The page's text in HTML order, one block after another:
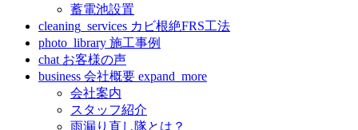
蓄電池設置
cleaning_services カビ根絶FRS工法
photo_library 施工事例
chat お客様の声
business 会社概要 expand_more
会社案内
スタッフ紹介
雨漏り直し隊とは？